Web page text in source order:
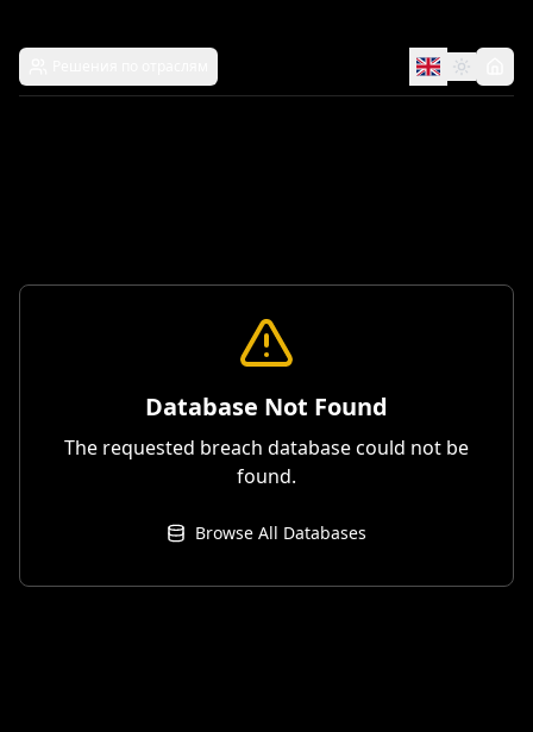
Database Not Found
The requested breach database could not be
found.
Browse All Databases